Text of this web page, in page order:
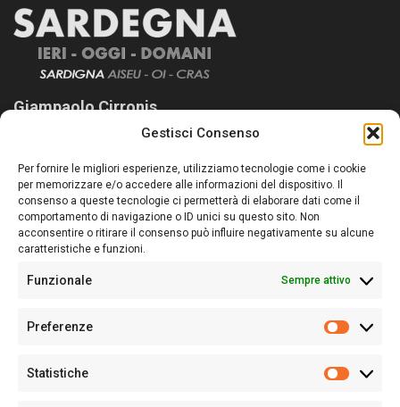
Gestisci Consenso
Per fornire le migliori esperienze, utilizziamo tecnologie come i cookie
per memorizzare e/o accedere alle informazioni del dispositivo. Il
consenso a queste tecnologie ci permetterà di elaborare dati come il
comportamento di navigazione o ID unici su questo sito. Non
acconsentire o ritirare il consenso può influire negativamente su alcune
caratteristiche e funzioni.
Funzionale Sempre attivo
Preferenze
Statistiche
Giampaolo Cirronis
Sardegna Ieri-Oggi-Domani nasce per informare “liberamente” i
lettori su quanto accade in Sardegna, con un occhio rivolto al
nostro passato e, soprattutto, al nostro futuro
Follow Us
Sede:Via Cristoforo Colombo 09013 Carbonia
Partita IVA02270380922